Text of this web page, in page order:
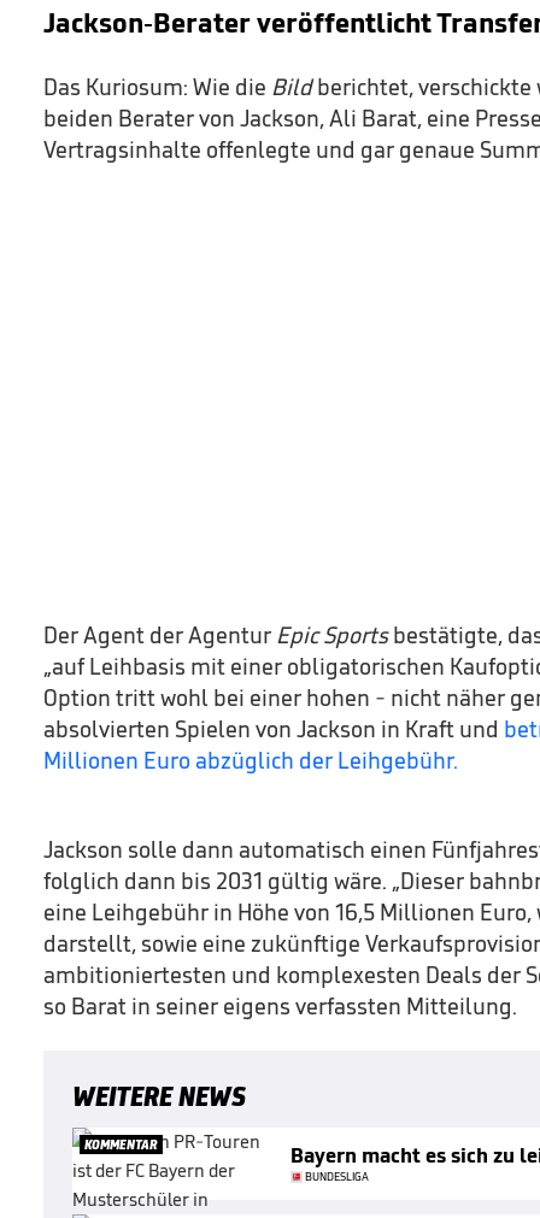
Jackson-Berater veröffentlicht
Das Kuriosum: Wie die Bildberichtet,
beiden Berater von Jackson, Ali Barat, eine
Vertragsinhalte offenlegte und gar genaue
Der Agent der Agentur Epic Sportsbestätigte,
„auf Leihbasis mit einer obligatorischen
Option tritt wohl bei einer hohen - nicht näher
absolvierten Spielen von Jackson in Kraft und
Millionen Euro abzüglich der Leihgebühr.
Jackson solle dann automatisch einen
folglich dann bis 2031 gültig wäre. „Dieser
eine Leihgebühr in Höhe von 16,5 Millionen
darstellt, sowie eine zukünftige
ambitioniertesten und komplexesten Deals der
so Barat in seiner eigens verfassten Mitteilung.
WEITERE NEWS
KOMMENTAR Bayern macht es sich zu
BUNDESLIGA